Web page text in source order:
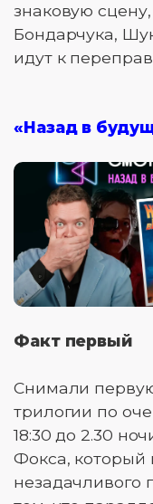
знаковую
Бондарчука,
идут к
«Назад в
Факт первый
Снимали
трилогии по
18:30 до 2.30
Фокса, который
незадачливого